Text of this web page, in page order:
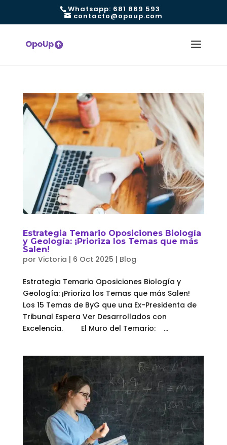
Whatsapp: 681 869 593
contacto@opoup.com
Estrategia Temario Oposiciones Biología
y Geología: ¡Prioriza los Temas que más
Salen!
por Victoria | 6 Oct 2025 | Blog
Estrategia Temario Oposiciones Biología y
Geología: ¡Prioriza los Temas que más Salen!
Los 15 Temas de ByG que una Ex-Presidenta de
Tribunal Espera Ver Desarrollados con
Excelencia. El Muro del Temario: ...